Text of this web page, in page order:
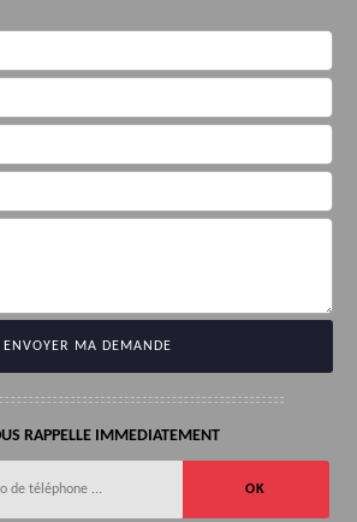
RAPPELLE IMMEDIATEMENT